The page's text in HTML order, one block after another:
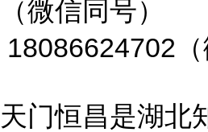
（微信同号）
18086624702
天门恒昌是湖北